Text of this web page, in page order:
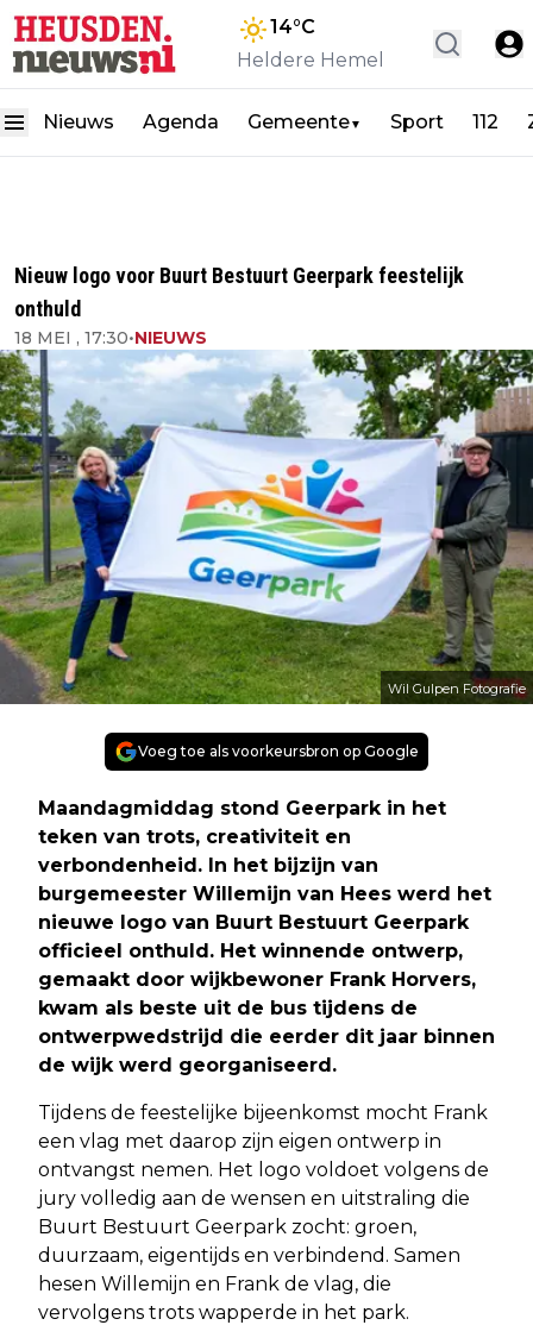
14°C
Heldere Hemel
Nieuws Agenda Gemeente▼ Sport 112
Nieuw logo voor Buurt Bestuurt Geerpark feestelijk
onthuld
18 MEI , 17:30•NIEUWS
Wil Gulpen Fotografie
Voeg toe als voorkeursbron op Google
Maandagmiddag stond Geerpark in het
teken van trots, creativiteit en
verbondenheid. In het bijzijn van
burgemeester Willemijn van Hees werd het
nieuwe logo van Buurt Bestuurt Geerpark
officieel onthuld. Het winnende ontwerp,
gemaakt door wijkbewoner Frank Horvers,
kwam als beste uit de bus tijdens de
ontwerpwedstrijd die eerder dit jaar binnen
de wijk werd georganiseerd.
Tijdens de feestelijke bijeenkomst mocht Frank
een vlag met daarop zijn eigen ontwerp in
ontvangst nemen. Het logo voldoet volgens de
jury volledig aan de wensen en uitstraling die
Buurt Bestuurt Geerpark zocht: groen,
duurzaam, eigentijds en verbindend. Samen
hesen Willemijn en Frank de vlag, die
vervolgens trots wapperde in het park.